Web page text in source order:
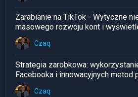
Zarabianie na TikTok - Wytyczne
masowego rozwoju kont i
Czaq
Strategia zarobkowa:
Facebooka i innowacyjnych metod
Czaq